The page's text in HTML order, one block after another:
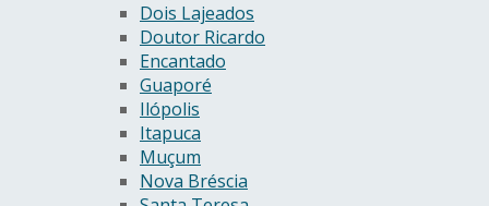
Dois Lajeados
Doutor Ricardo
Encantado
Guaporé
Ilópolis
Itapuca
Muçum
Nova Bréscia